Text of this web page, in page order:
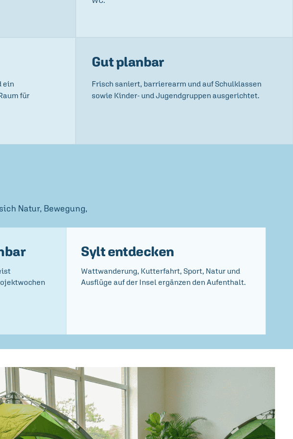
ein
für
Gut planbar
Frisch saniert, barrierearm und auf Schulklassen
sowie Kinder- und Jugendgruppen ausgerichtet.
Natur, Bewegung,
Sylt entdecken
Wattwanderung, Kutterfahrt, Sport, Natur und
Ausflüge auf der Insel ergänzen den Aufenthalt.